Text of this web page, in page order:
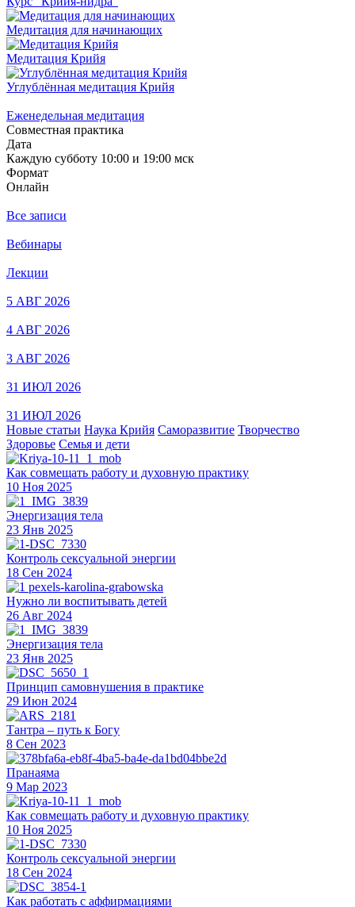
Медитация для начинающих
Медитация Крийя
Углублённая медитация Крийя
Еженедельная медитация
Совместная практика
Дата
Каждую субботу 10:00 и 19:00 мск
Формат
Онлайн
Все записи
Вебинары
Лекции
5 АВГ 2026
4 АВГ 2026
3 АВГ 2026
31 ИЮЛ 2026
31 ИЮЛ 2026
Новые статьи Наука Крийя Саморазвитие Творчество
Здоровье Семья и дети
Как совмещать работу и духовную практику
10 Ноя 2025
Энергизация тела
23 Янв 2025
Контроль сексуальной энергии
18 Сен 2024
Нужно ли воспитывать детей
26 Авг 2024
Энергизация тела
23 Янв 2025
Принцип самовнушения в практике
29 Июн 2024
Тантра – путь к Богу
8 Сен 2023
Пранаяма
9 Мар 2023
Как совмещать работу и духовную практику
10 Ноя 2025
Контроль сексуальной энергии
18 Сен 2024
Как работать с аффирмациями